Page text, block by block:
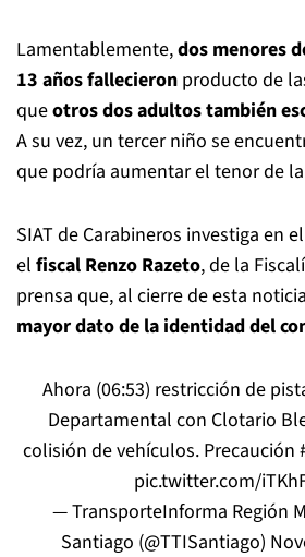
Lamentablemente,dos menores
13 años fallecieron producto de
queotros dos adultos también
A su vez, un tercer niño se
que podría aumentar el tenor de
SIAT de Carabineros investiga en
el fiscal Renzo Razeto, de la
prensa que, al cierre de esta
mayor dato de la identidad del
Ahora (06:53) restricción de
Departamental con Clotario
colisión de vehículos. Precaución
pic.twitter.com/
— TransporteInforma Región
Santiago (@TTISantiago)